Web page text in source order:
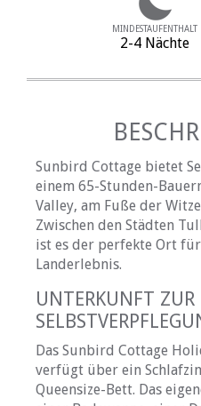
MINDESTAUFENTHALT
2-4 Nächte
Sunbird Cottage bietet
einem 65-Stunden-
Valley, am Fuße der
Zwischen den Städten
ist es der perfekte Ort
Landerlebnis.
UNTERKUNFT ZUR
Das Sunbird Cottage
verfügt über ein
Queensize-Bett. Das